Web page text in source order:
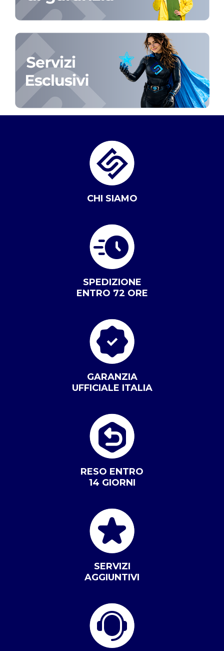
CHI SIAMO
SPEDIZIONE
ENTRO 72 ORE
GARANZIA
UFFICIALE ITALIA
RESO ENTRO
14 GIORNI
SERVIZI
AGGIUNTIVI